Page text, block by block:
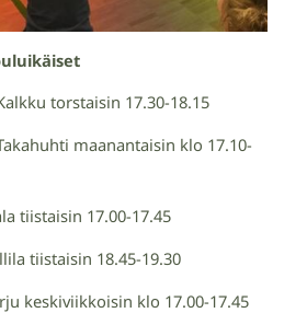
torstaisin 17.30-18.15
maanantaisin klo 17.10-
tiistaisin 17.00-17.45
tiistaisin 18.45-19.30
keskiviikkoisin klo 17.00-17.45